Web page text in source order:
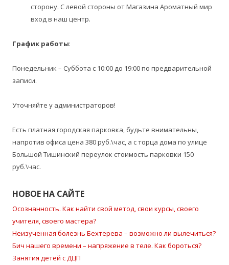
сторону. С левой стороны от Магазина Ароматный мир
вход в наш центр.
График работы:
Понедельник – Суббота с 10:00 до 19:00 по предварительной
записи.
Уточняйте у администраторов!
Есть платная городская парковка, будьте внимательны,
напротив офиса цена 380 руб.\час, а с торца дома по улице
Большой Тишинский переулок стоимость парковки 150
руб.\час.
НОВОЕ НА САЙТЕ
Осознанность. Как найти свой метод, свои курсы, своего
учителя, своего мастера?
Неизученная болезнь Бехтерева – возможно ли вылечиться?
Бич нашего времени – напряжение в теле. Как бороться?
Занятия детей с ДЦП